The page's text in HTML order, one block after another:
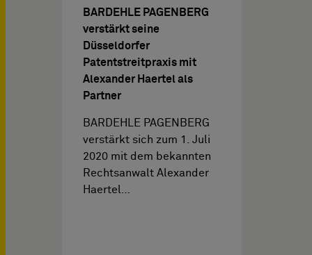
BARDEHLE PAGENBERG
verstärkt seine
Düsseldorfer
Patentstreitpraxis mit
Alexander Haertel als
Partner
BARDEHLE PAGENBERG
verstärkt sich zum 1. Juli
2020 mit dem bekannten
Rechtsanwalt Alexander
Haertel…